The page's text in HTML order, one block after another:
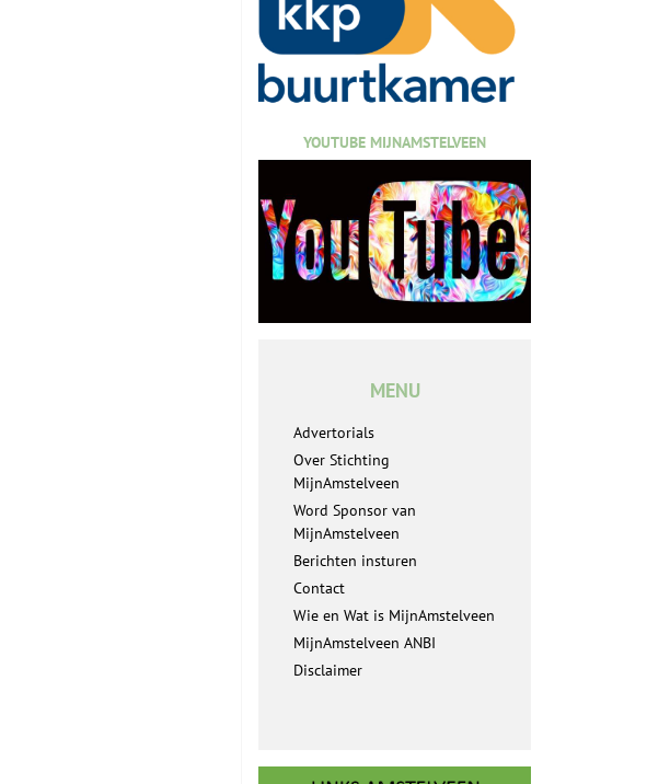
YOUTUBE MIJNAMSTELVEEN
MENU
Advertorials
Over Stichting
MijnAmstelveen
Word Sponsor van
MijnAmstelveen
Berichten insturen
Contact
Wie en Wat is MijnAmstelveen
MijnAmstelveen ANBI
Disclaimer